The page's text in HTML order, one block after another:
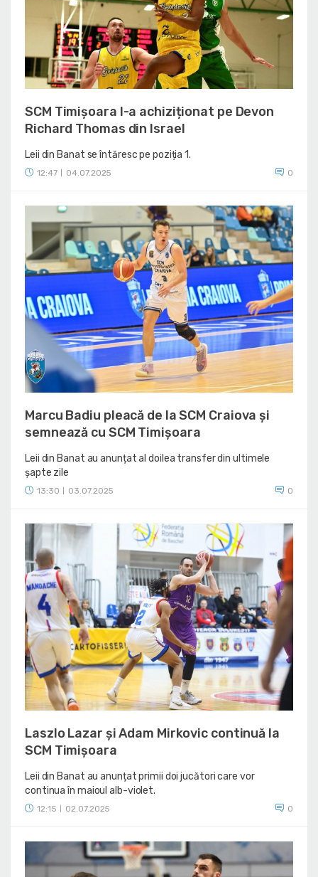
SCM Timișoara l-a achiziționat pe Devon
Richard Thomas din Israel
Leii din Banat se întăresc pe poziția 1.
12:47 04.07.2025 0
Marcu Badiu pleacă de la SCM Craiova și
semnează cu SCM Timișoara
Leii din Banat au anunțat al doilea transfer din ultimele
șapte zile
13:30 03.07.2025 0
Laszlo Lazar și Adam Mirkovic continuă la
SCM Timișoara
Leii din Banat au anunțat primii doi jucători care vor
continua în maioul alb-violet.
12:15 02.07.2025 0